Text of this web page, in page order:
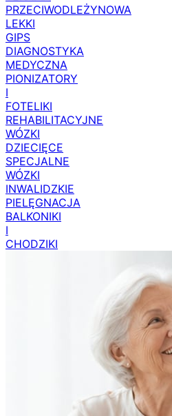
PRZECIWODLEŻYNOWA
LEKKI
GIPS
DIAGNOSTYKA
MEDYCZNA
PIONIZATORY
I
FOTELIKI
REHABILITACYJNE
WÓZKI
DZIECIĘCE
SPECJALNE
WÓZKI
INWALIDZKIE
PIELĘGNACJA
BALKONIKI
I
CHODZIKI